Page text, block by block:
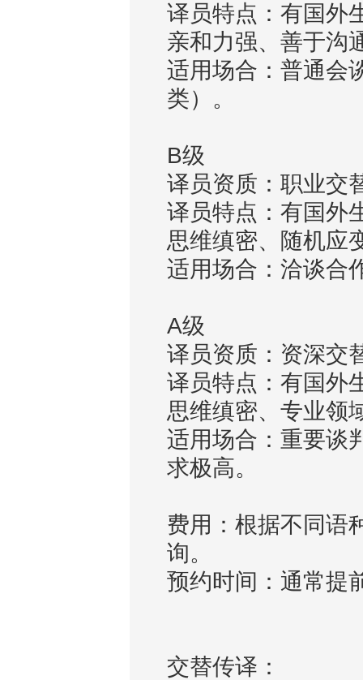
译员特点：有国外
亲和力强、善于沟
适用场合：普通会
类）。
B级
译员资质：职业交
译员特点：有国外
思维缜密、随机应
适用场合：洽谈合
A级
译员资质：资深交
译员特点：有国外
思维缜密、专业领
适用场合：重要谈
求极高。
费用：根据不同语
询。
预约时间：通常提
交替传译：